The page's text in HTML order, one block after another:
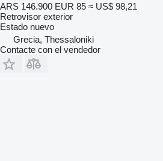
ARS 146.900 EUR 85 ≈ US$ 98,21
Retrovisor exterior
Estado nuevo
Grecia, Thessaloniki
Contacte con el vendedor